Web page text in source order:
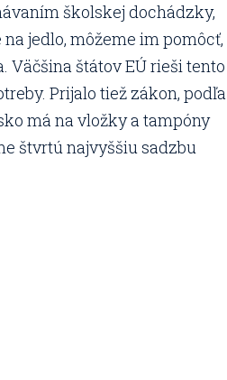
školskej dochádzky,
jedlo, môžeme im pomôcť,
štátov EÚ rieši tento
Prijalo tiež zákon, podľa
má na vložky a tampóny
štvrtú najvyššiu sadzbu